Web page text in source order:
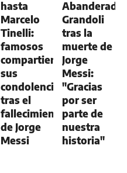
hasta
Marcelo
Tinelli:
famosos
compartieron
sus
condolencias
tras el
fallecimiento
de Jorge
Messi
Abanderado
Grandoli
tras la
muerte de
Jorge
Messi:
"Gracias
por ser
parte de
nuestra
historia"